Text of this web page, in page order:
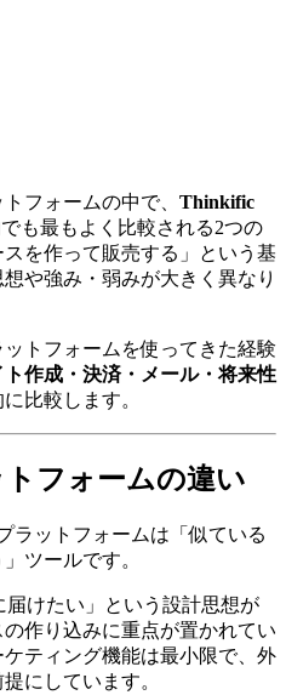
フォームの中で、 Thinkific
も最もよく比較される2つの
を作って販売する」という基
や強み・弱みが大きく異なり
トフォームを使ってきた経験
作成・決済・メール・将来性
比較します。
フォームの違い
ラットフォームは「似ている
ツールです。
届けたい」という設計思想が
作り込みに重点が置かれてい
ティング機能は最小限で、外
にしています。